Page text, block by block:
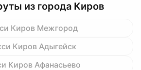
из города Киров
Киров Межгород
Киров Адыгейск
Киров Афанасьево